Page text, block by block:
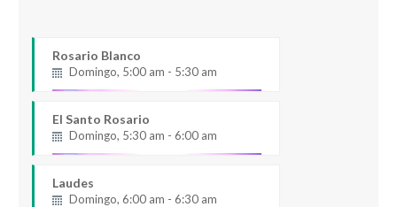
Rosario Blanco
Domingo, 5:00 am - 5:30 am
El Santo Rosario
Domingo, 5:30 am - 6:00 am
Laudes
Domingo, 6:00 am - 6:30 am